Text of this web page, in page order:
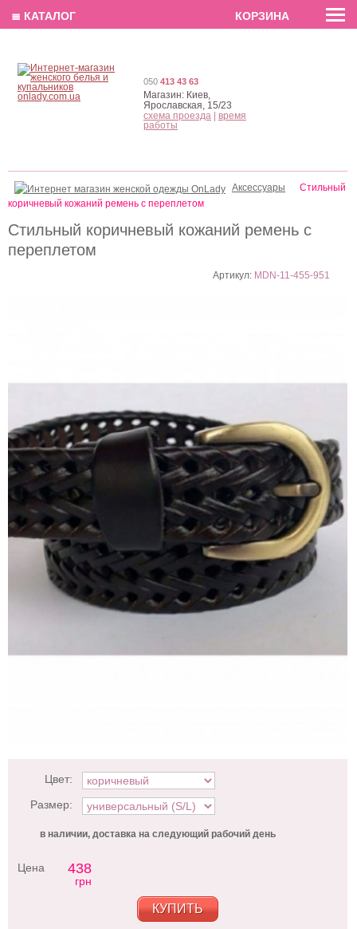
EN РУС
Стильный коричневый кожаний ремень с
переплетом
Артикул: MDN-11-455-951
Цвет:
Размер:
в наличии, доставка на следующий рабочий день
Цена 438
грн
КУПИТЬ
Аксессуары
Стильный
коричневый кожаний ремень с переплетом
050 413 43 63
Магазин: Киев,
Ярославская, 15/23
схема проезда
время
работы
≣ КАТАЛОГ КОРЗИНА